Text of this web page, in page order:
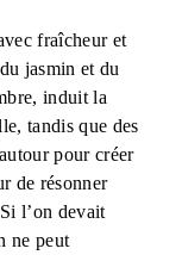
fraîcheur et
jasmin et du
induit la
tandis que des
pour créer
de résonner
l’on devait
ne peut